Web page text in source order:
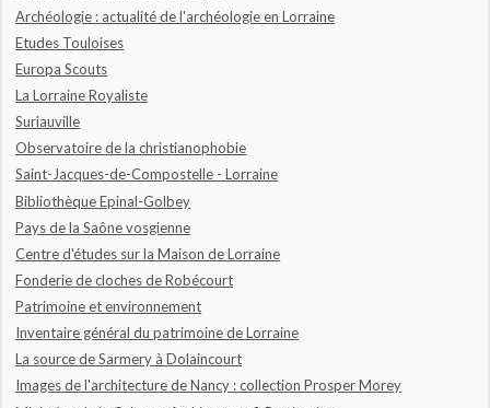
Archéologie : actualité de l'archéologie en Lorraine
Etudes Touloises
Europa Scouts
La Lorraine Royaliste
Suriauville
Observatoire de la christianophobie
Saint-Jacques-de-Compostelle - Lorraine
Bibliothèque Epinal-Golbey
Pays de la Saône vosgienne
Centre d'études sur la Maison de Lorraine
Fonderie de cloches de Robécourt
Patrimoine et environnement
Inventaire général du patrimoine de Lorraine
La source de Sarmery à Dolaincourt
Images de l'architecture de Nancy : collection Prosper Morey